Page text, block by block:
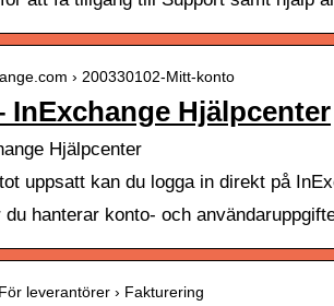
› 200330102-Mitt-konto
InExchange Hjälpcenter
Hjälpcenter
uppsatt kan du logga in direkt på
hanterar konto- och
leverantörer › Fakturering